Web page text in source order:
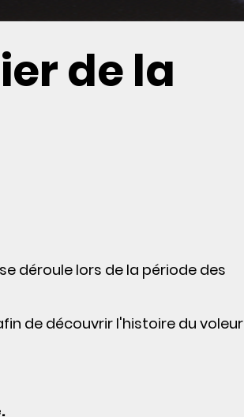
de la
déroule lors de la période des
de découvrir l'histoire du voleur